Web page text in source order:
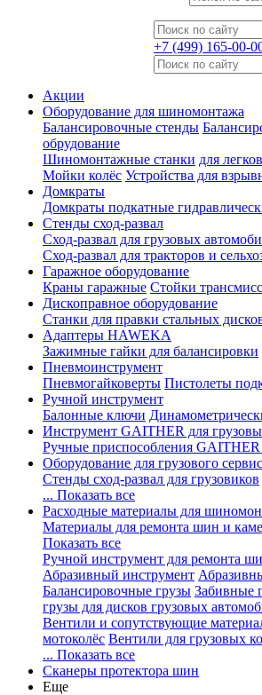
+7 (499) 165-00-
Акции
Оборудование для шиномонтажа
Балансировочные стенды
обрудование
Шиномонтажные станки для
Мойки колёс Устройства для
Домкраты
Домкраты подкатные
Стенды сход-развал
Сход-развал для грузовых
Сход-развал для тракторов и
Гаражное оборудование
Краны гаражные Стойки
Дископравное оборудование
Станки для правки стальных
Адаптеры HAWEKA
Зажимные гайки для балансировки
Пневмоинструмент
Пневмогайковерты Пистолеты
Ручной инструмент
Балонные ключи
Инструмент GAITHER для
Ручные приспособления
Оборудование для грузового
Стенды сход-развал для грузовиков
... Показать все
Расходные материалы для
Материалы для ремонта шин и
Показать все
Ручной инструмент для ремонта
Абразивный инструмент
Балансировочные грузы Забивные
грузы для дисков грузовых
Вентили и сопутствующие
мотоколёс Вентили для грузовых
... Показать все
Сканеры протектора шин
Еще